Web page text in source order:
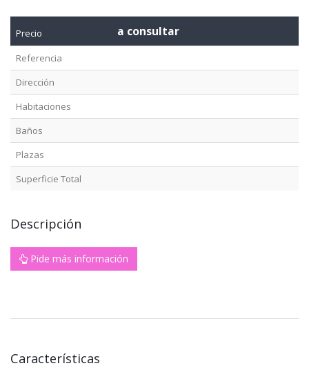
Precio a consultar
Referencia
Dirección
Habitaciones
Baños
Plazas
Superficie Total
Descripción
Pide más información
Características